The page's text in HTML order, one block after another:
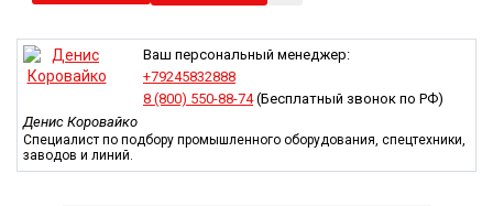
Ваш персональный менеджер:
+79245832888
8 (800) 550-88-74(Бесплатный звонок по РФ)
Денис Коровайко
Специалист по подбору промышленного оборудования, спецтехники,
заводов и линий.